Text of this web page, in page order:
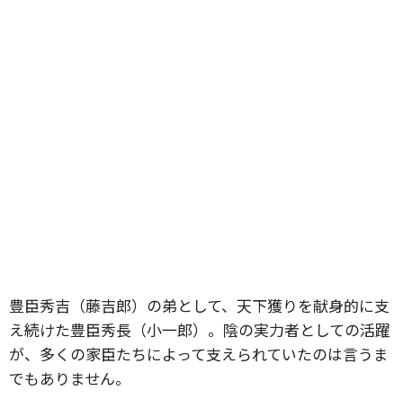
豊臣秀吉（藤吉郎）の弟として、天下獲りを献身的に支
え続けた豊臣秀長（小一郎）。陰の実力者としての活躍
が、多くの家臣たちによって支えられていたのは言うま
でもありません。